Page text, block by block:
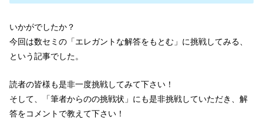
いかがでしたか？
今回は数セミの「エレガントな解答をもとむ」に挑戦してみる、
という記事でした。
読者の皆様も是非一度挑戦してみて下さい！
そして、「筆者からのの挑戦状」にも是非挑戦していただき、解
答をコメントで教えて下さい！